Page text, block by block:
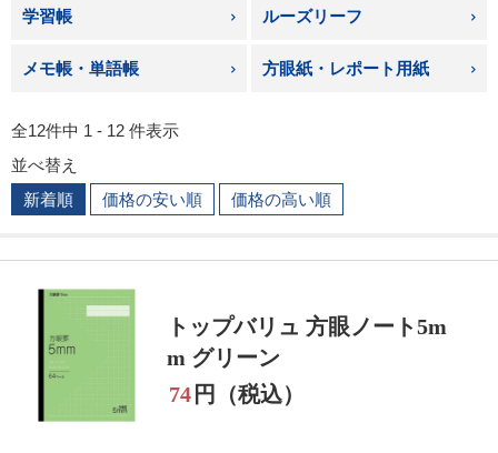
学習帳 ルーズリーフ
メモ帳・単語帳 方眼紙・レポート用紙
全12件中 1 - 12 件表示
並べ替え
新着順
価格の安い順 価格の高い順
トップバリュ 方眼ノート5m
m グリーン
74 円（税込）